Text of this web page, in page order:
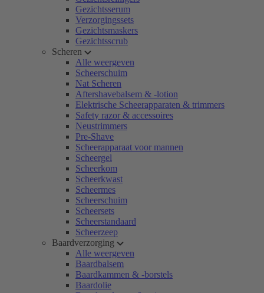
Gezichtsserum
Verzorgingssets
Gezichtsmaskers
Gezichtsscrub
Scheren
Alle weergeven
Scheerschuim
Nat Scheren
Aftershavebalsem & -lotion
Elektrische Scheerapparaten & trimmers
Safety razor & accessoires
Neustrimmers
Pre-Shave
Scheerapparaat voor mannen
Scheergel
Scheerkom
Scheerkwast
Scheermes
Scheerschuim
Scheersets
Scheerstandaard
Scheerzeep
Baardverzorging
Alle weergeven
Baardbalsem
Baardkammen & -borstels
Baardolie